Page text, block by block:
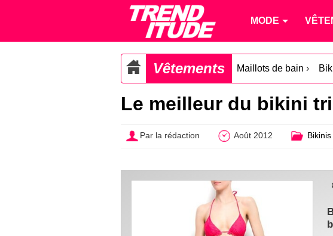
MODE
Vêtements Maillots de bain ›
Le meilleur du bikini
Par la rédaction Août 2012 Bikinis